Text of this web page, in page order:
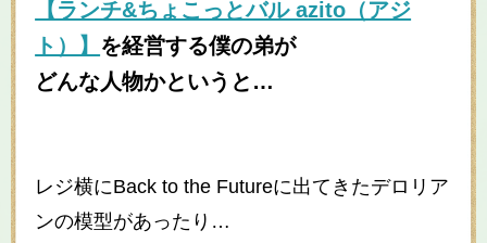
【ランチ&ちょこっとバル azito（アジ
ト）】 を経営する僕の弟が
どんな人物かというと…
レジ横にBack to the Futureに出てきたデロリア
ンの模型があったり…